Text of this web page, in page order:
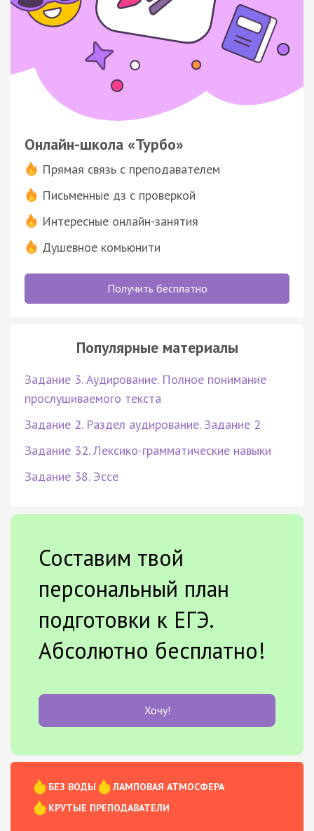
Онлайн-школа «Турбо»
Прямая связь с преподавателем
Письменные дз с проверкой
Интересные онлайн-занятия
Душевное комьюнити
Получить бесплатно
Популярные материалы
Задание 3. Аудирование. Полное понимание
прослушиваемого текста
Задание 2. Раздел аудирование. Задание 2
Задание 32. Лексико-грамматические навыки
Задание 38. Эссе
Составим твой
персональный план
подготовки к ЕГЭ.
Абсолютно бесплатно!
Хочу!
БЕЗ ВОДЫ
ЛАМПОВАЯ АТМОСФЕРА
КРУТЫЕ ПРЕПОДАВАТЕЛИ